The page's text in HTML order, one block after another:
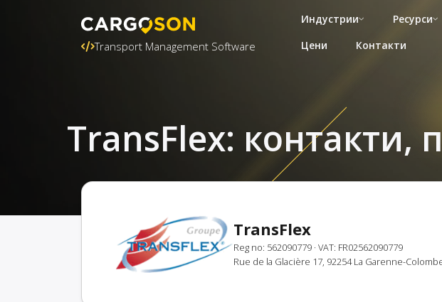
Transport Management Software
Индустрии
Ресурси
Цени
Контакти
TransFlex: контакти,
TransFlex
Reg no: 562090779 · VAT: FR02562090779
Rue de la Glacière 17, 92254 La Garenne-